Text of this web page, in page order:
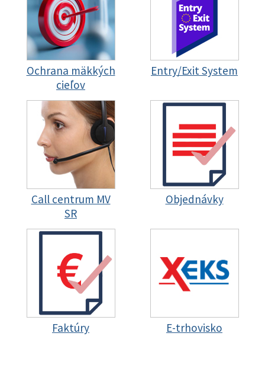
Ochrana mäkkých
cieľov
Entry/Exit System
Call centrum MV
SR
Objednávky
Faktúry E-trhovisko